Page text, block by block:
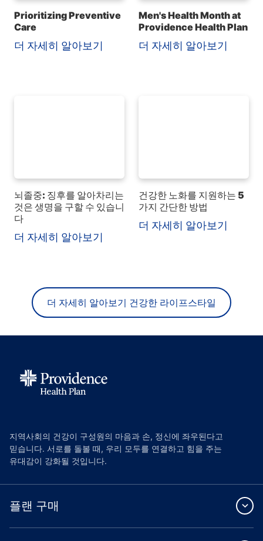
Prioritizing Preventive
Care
더 자세히 알아보기
Men's Health Month at
Providence Health Plan
더 자세히 알아보기
뇌졸중: 징후를 알아차리는
것은 생명을 구할 수 있습니
다
더 자세히 알아보기
건강한 노화를 지원하는 5
가지 간단한 방법
더 자세히 알아보기
더 자세히 알아보기 건강한 라이프스타일
지역사회의 건강이 구성원의 마음과 손, 정신에 좌우된다고
믿습니다. 서로를 돌볼 때, 우리 모두를 연결하고 힘을 주는
유대감이 강화될 것입니다.
플랜 구매